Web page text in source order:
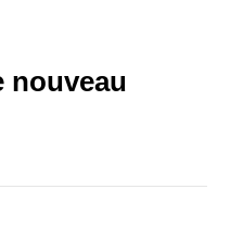
nouveau